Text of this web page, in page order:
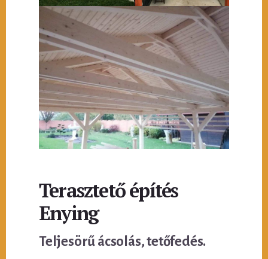
Terasztető építés
Enying
Teljesörű ácsolás, tetőfedés.